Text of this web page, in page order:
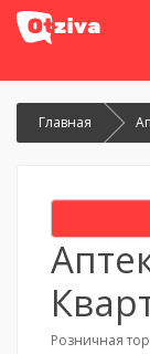
Главная
Розничная